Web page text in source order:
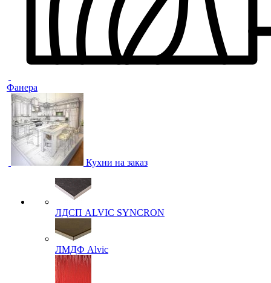
Фанера
Кухни на заказ
ЛДСП ALVIC SYNCRON
ЛМДФ Alvic